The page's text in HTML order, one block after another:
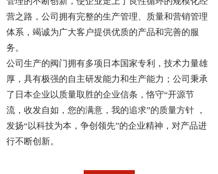
营之路，公司拥有完整的生产管理、质量和营销管理
体系，竭诚为广大客户提供优质的产品和完善的服
务。
公司生产的阀门拥有多项日本国家专利，技术力量雄
厚，具有极强的自主研发能力和生产能力；公司秉承
了日本企业以质量取胜的企业信条，恪守“开源节
流，收发自如，您的满意，我的追求”的质量方针 ，
发扬“以科技为本，争创领先”的企业精神，对产品进
行不断创新。